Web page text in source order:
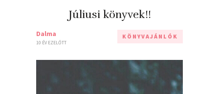
Júliusi könyvek!!
Dalma
10 ÉV EZELŐTT
KÖNYVAJÁNLÓK